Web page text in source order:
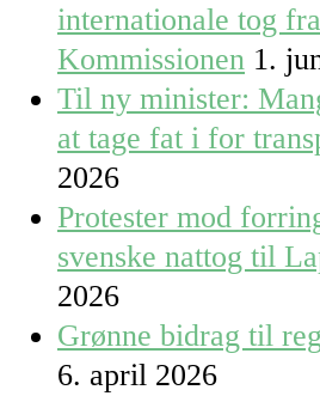
internationale tog
Kommissionen 1.
Til ny minister:
at tage fat i for
2026
Protester mod
svenske nattog til
2026
Grønne bidrag til
6. april 2026